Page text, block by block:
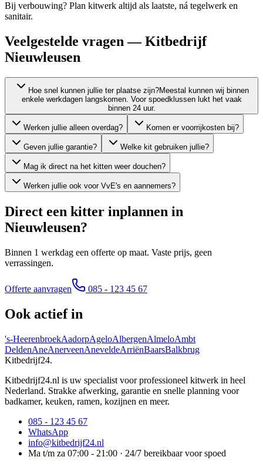
Bij verbouwing? Plan kitwerk altijd als laatste, ná tegelwerk en
sanitair.
Veelgestelde vragen — Kitbedrijf
Nieuwleusen
Hoe snel kunnen jullie ter plaatse zijn?Meestal kunnen wij binnen
enkele werkdagen langskomen. Voor spoedklussen lukt het vaak
binnen 24 uur.
Werken jullie alleen overdag? Komen er voorrijkosten bij?
Geven jullie garantie? Welke kit gebruiken jullie?
Mag ik direct na het kitten weer douchen?
Werken jullie ook voor VvE's en aannemers?
Direct een kitter inplannen in
Nieuwleusen?
Binnen 1 werkdag een offerte op maat. Vaste prijs, geen
verrassingen.
Offerte aanvragen 085 - 123 45 67
Ook actief in
's-HeerenbroekAadorpAgeloAlbergenAlmeloAmbt
DeldenAneAnerveenAneveldeArriënBaarsBalkbrug
Kitbedrijf24.
Kitbedrijf24.nl is uw specialist voor professioneel kitwerk in heel
Nederland. Strakke afwerking, garantie en snelle planning voor
badkamer, keuken, ramen, kozijnen en meer.
085 - 123 45 67
WhatsApp
info@kitbedrijf24.nl
Ma t/m za 07:00 - 21:00 · 24/7 bereikbaar voor spoed